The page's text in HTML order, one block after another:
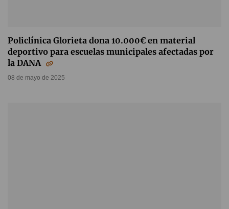
Policlínica Glorieta dona 10.000€ en material
deportivo para escuelas municipales afectadas por
la DANA
08 de mayo de 2025